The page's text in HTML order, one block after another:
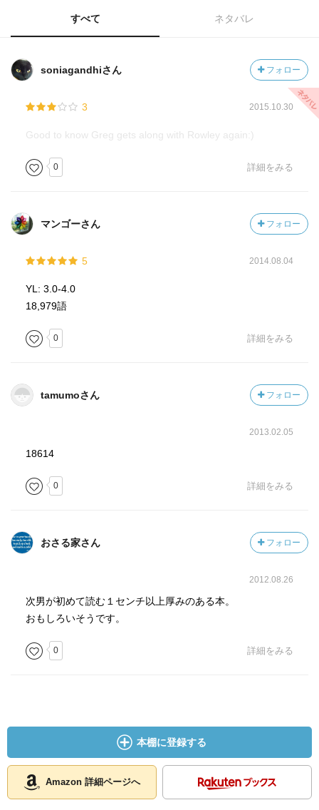
すべて ネタバレ
soniagandhiさん フォロー
3 2015.10.30
Good to know Greg gets along with Rowley again:)
0 詳細をみる
マンゴーさん フォロー
5 2014.08.04
YL: 3.0-4.0
18,979語
0 詳細をみる
tamumoさん フォロー
2013.02.05
18614
0 詳細をみる
おさる家さん フォロー
2012.08.26
次男が初めて読む１センチ以上厚みのある本。
おもしろいそうです。
0 詳細をみる
本棚に登録する
Amazon 詳細ページへ